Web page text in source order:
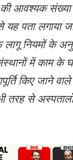
आवश्यक संख्या
यह पता लगाया
लागू नियमों के
में काम के
किए जाने
तरह से